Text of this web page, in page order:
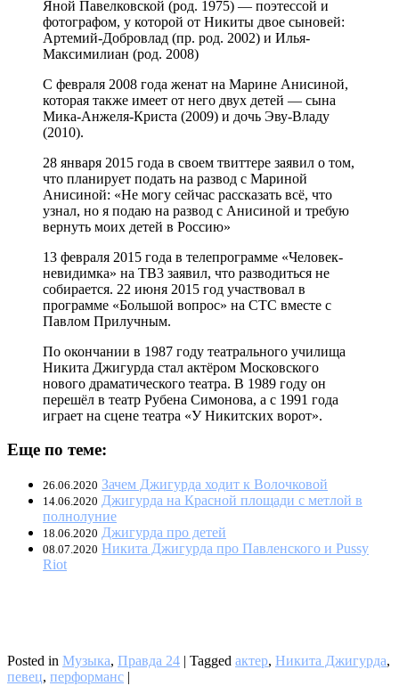
Яной Павелковской (род. 1975) — поэтессой и
фотографом, у которой от Никиты двое сыновей:
Артемий-Добровлад (пр. род. 2002) и Илья-
Максимилиан (род. 2008)
С февраля 2008 года женат на Марине Анисиной,
которая также имеет от него двух детей — сына
Мика-Анжеля-Криста (2009) и дочь Эву-Владу
(2010).
28 января 2015 года в своем твиттере заявил о том,
что планирует подать на развод с Мариной
Анисиной: «Не могу сейчас рассказать всё, что
узнал, но я подаю на развод с Анисиной и требую
вернуть моих детей в Россию»
13 февраля 2015 года в телепрограмме «Человек-
невидимка» на ТВ3 заявил, что разводиться не
собирается. 22 июня 2015 год участвовал в
программе «Большой вопрос» на СТС вместе с
Павлом Прилучным.
По окончании в 1987 году театрального училища
Никита Джигурда стал актёром Московского
нового драматического театра. В 1989 году он
перешёл в театр Рубена Симонова, а с 1991 года
играет на сцене театра «У Никитских ворот».
Еще по теме:
26.06.2020 Зачем Джигурда ходит к Волочковой
14.06.2020 Джигурда на Красной площади с метлой в
полнолуние
18.06.2020 Джигурда про детей
08.07.2020 Никита Джигурда про Павленского и Pussy
Riot
Posted in Музыка, Правда 24 | Tagged актер, Никита Джигурда,
певец, перформанс |